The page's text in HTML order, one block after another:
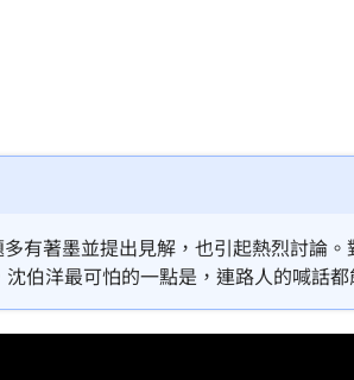
有著墨並提出見解，也引起熱烈討論
伯洋最可怕的一點是，連路人的喊話